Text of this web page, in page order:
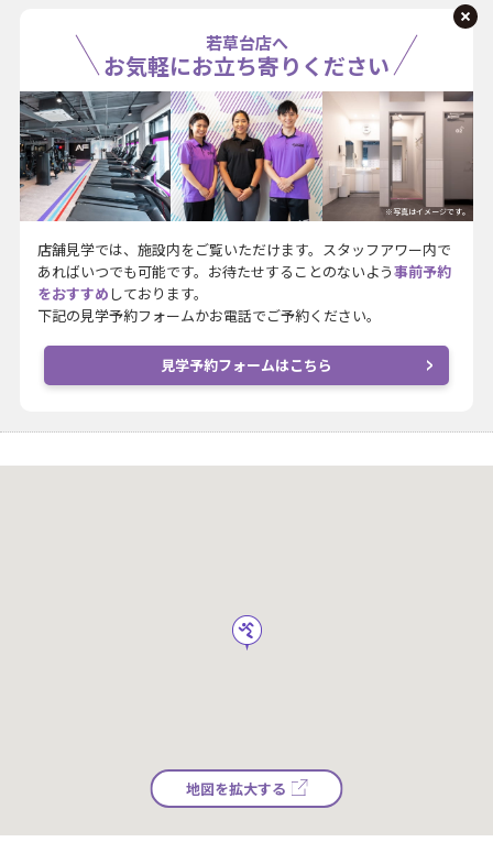
若草台店へ
お気軽にお立ち寄りください
※写真はイメージです。
店舗見学では、施設内をご覧いただけます。スタッフアワー内で
あればいつでも可能です。お待たせすることのないよう事前予約
をおすすめ しております。
下記の見学予約フォームかお電話でご予約ください。
見学予約フォームはこちら
地図を拡大する